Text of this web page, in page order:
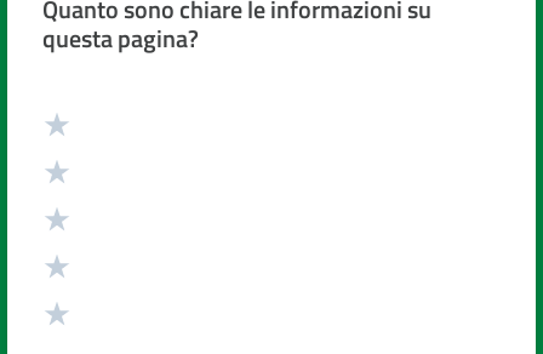
Quanto sono chiare le informazioni su
questa pagina?